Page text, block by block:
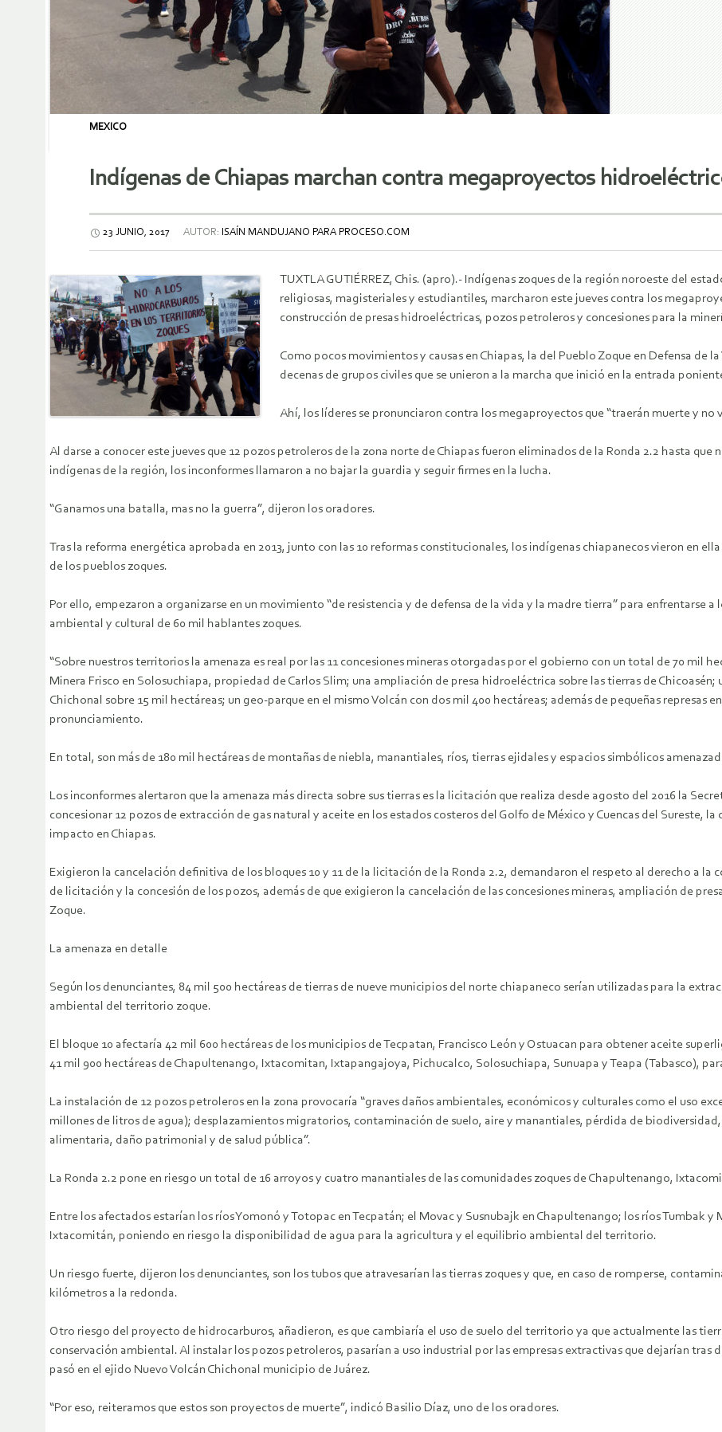
MEXICO
Indígenas de Chiapas marchan contra megaproyectos
23 JUNIO, 2017 AUTOR: ISAÍN MANDUJANO PARA PROCESO.COM
TUXTLA GUTIÉRREZ, Chis. (apro).- Indígenas zoques de la región noroeste del
religiosas, magisteriales y estudiantiles, marcharon este jueves contra los
construcción de presas hidroeléctricas, pozos petroleros y concesiones para la
Como pocos movimientos y causas en Chiapas, la del Pueblo Zoque en Defensa de
decenas de grupos civiles que se unieron a la marcha que inició en la entrada
Ahí, los líderes se pronunciaron contra los megaproyectos que “traerán muerte y
Al darse a conocer este jueves que 12 pozos petroleros de la zona norte de Chiapas fueron eliminados de la Ronda 2.2 hasta que
indígenas de la región, los inconformes llamaron a no bajar la guardia y seguir firmes en la lucha.
“Ganamos una batalla, mas no la guerra”, dijeron los oradores.
Tras la reforma energética aprobada en 2013, junto con las 10 reformas constitucionales, los indígenas chiapanecos vieron en
de los pueblos zoques.
Por ello, empezaron a organizarse en un movimiento “de resistencia y de defensa de la vida y la madre tierra” para enfrentarse
ambiental y cultural de 60 mil hablantes zoques.
“Sobre nuestros territorios la amenaza es real por las 11 concesiones mineras otorgadas por el gobierno con un total de 70 mil
Minera Frisco en Solosuchiapa, propiedad de Carlos Slim; una ampliación de presa hidroeléctrica sobre las tierras de
Chichonal sobre 15 mil hectáreas; un geo-parque en el mismo Volcán con dos mil 400 hectáreas; además de pequeñas represas
pronunciamiento.
En total, son más de 180 mil hectáreas de montañas de niebla, manantiales, ríos, tierras ejidales y espacios simbólicos
Los inconformes alertaron que la amenaza más directa sobre sus tierras es la licitación que realiza desde agosto del 2016 la
concesionar 12 pozos de extracción de gas natural y aceite en los estados costeros del Golfo de México y Cuencas del Sureste,
impacto en Chiapas.
Exigieron la cancelación definitiva de los bloques 10 y 11 de la licitación de la Ronda 2.2, demandaron el respeto al derecho a
de licitación y la concesión de los pozos, además de que exigieron la cancelación de las concesiones mineras, ampliación de
Zoque.
La amenaza en detalle
Según los denunciantes, 84 mil 500 hectáreas de tierras de nueve municipios del norte chiapaneco serían utilizadas para la
ambiental del territorio zoque.
El bloque 10 afectaría 42 mil 600 hectáreas de los municipios de Tecpatan, Francisco León y Ostuacan para obtener aceite
41 mil 900 hectáreas de Chapultenango, Ixtacomitan, Ixtapangajoya, Pichucalco, Solosuchiapa, Sunuapa y Teapa (Tabasco),
La instalación de 12 pozos petroleros en la zona provocaría “graves daños ambientales, económicos y culturales como el uso
millones de litros de agua); desplazamientos migratorios, contaminación de suelo, aire y manantiales, pérdida de
alimentaria, daño patrimonial y de salud pública”.
La Ronda 2.2 pone en riesgo un total de 16 arroyos y cuatro manantiales de las comunidades zoques de Chapultenango,
Entre los afectados estarían los ríos Yomonó y Totopac en Tecpatán; el Movac y Susnubajk en Chapultenango; los ríos Tumbak y
Ixtacomitán, poniendo en riesgo la disponibilidad de agua para la agricultura y el equilibrio ambiental del territorio.
Un riesgo fuerte, dijeron los denunciantes, son los tubos que atravesarían las tierras zoques y que, en caso de romperse,
kilómetros a la redonda.
Otro riesgo del proyecto de hidrocarburos, añadieron, es que cambiaría el uso de suelo del territorio ya que actualmente las
conservación ambiental. Al instalar los pozos petroleros, pasarían a uso industrial por las empresas extractivas que dejarían tras
pasó en el ejido Nuevo Volcán Chichonal municipio de Juárez.
“Por eso, reiteramos que estos son proyectos de muerte”, indicó Basilio Díaz, uno de los oradores.